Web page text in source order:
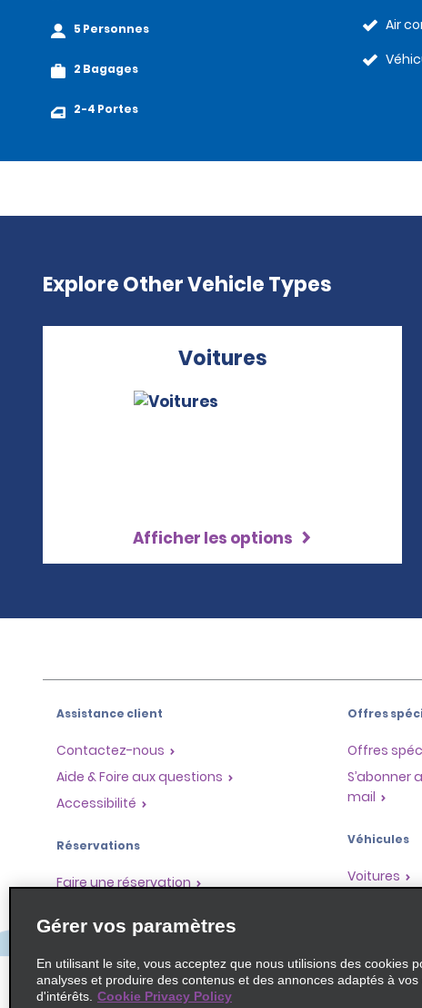
5 Personnes
2 Bagages
2-4 Portes
Air
Explore Other Vehicle Types
Voitures
Afficher les options
Assistance client
Contactez-nous
Aide & Foire aux questions
Accessibilité
Réservations
Faire une réservation
Enregistrement accéléré
Ne pas passer par le comptoir
Trajets passés / Reçus
Offres
Offres
S’abonner
mail
Véhicules
Voitures
Gérer vos paramètres
En utilisant le site, vous acceptez que nous utilisions des cookies
analyses et produire des contenus et des annonces adaptés à vos
d'intérêts. Cookie Privacy Policy